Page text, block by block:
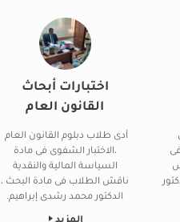
اختبارات أبحاث
القانون العام
أدى طلاب دبلوم القانون العام
،الاختبار الشفوى فى مادة
السياسة المالية والنقدية
ناقش الطلاب فى مادة البحث ،
الدكتور محمد رشدى إبراهيم.